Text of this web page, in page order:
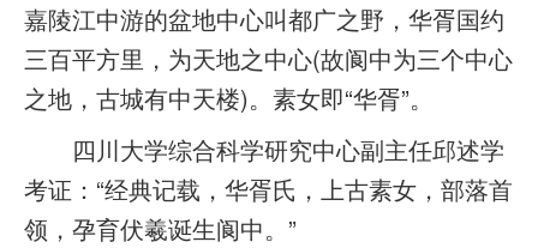
嘉陵江中游的盆地中心叫都广之野，华胥国约
三百平方里，为天地之中心(故阆中为三个中心
之地，古城有中天楼)。素女即“华胥”。
四川大学综合科学研究中心副主任邱述学
考证：“经典记载，华胥氏，上古素女，部落首
领，孕育伏羲诞生阆中。”